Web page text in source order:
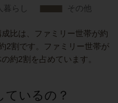
比は、ファミリー世帯が約
2割です。ファミリー世帯が
約2割を占めています。
ているの？